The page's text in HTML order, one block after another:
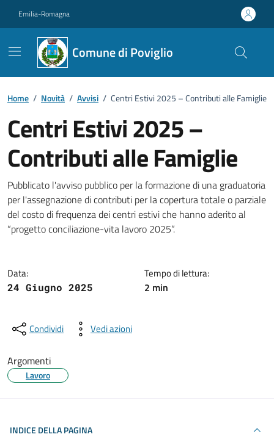
Emilia-Romagna
Comune di Poviglio
Home / Novità / Avvisi / Centri Estivi 2025 – Contributi alle Famiglie
Centri Estivi 2025 –
Contributi alle Famiglie
Dettagli della notizia
Pubblicato l'avviso pubblico per la formazione di una graduatoria
per l'assegnazione di contributi per la copertura totale o parziale
del costo di frequenza dei centri estivi che hanno aderito al
“progetto conciliazione-vita lavoro 2025”.
Data:
24 Giugno 2025
Tempo di lettura:
2 min
Condividi Vedi azioni
Argomenti
Lavoro
INDICE DELLA PAGINA